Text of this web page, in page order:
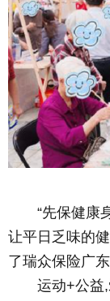
“先保健康
让平日乏味的
了瑞众保险广
运动+公益